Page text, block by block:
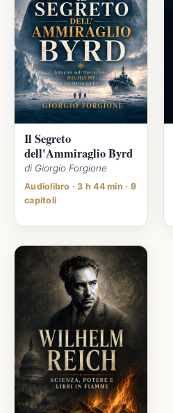
Il Segreto
dell'Ammiraglio Byrd
di Giorgio Forgione
Audiolibro · 3 h 44 min · 9
capitoli